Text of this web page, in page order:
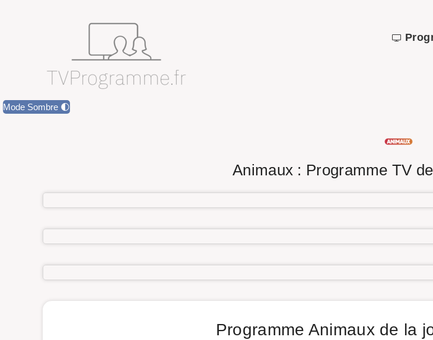
Mode Sombre 🌓
Animaux : Programme TV
Programme Animaux de la